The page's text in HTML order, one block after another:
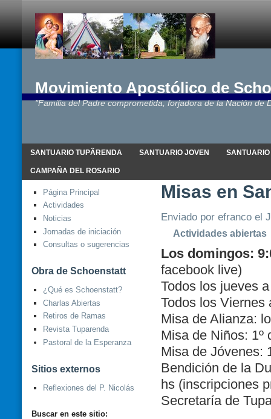
Movimiento Apostólico de
"Familia del Padre comprometida, forjadora de la Nación de
SANTUARIO TUPÃRENDA SANTUARIO JOVEN
CAMPAÑA DEL ROSARIO
Página Principal
Actividades
Noticias
Jornadas de iniciación
Consultas o sugerencias
Obra de Schoenstatt
¿Qué es Schoenstatt?
Charlas Abiertas
Retiros de Ramas
Revista Tuparenda
Pastoral de la Esperanza
Sitios externos
Reflexiones del P. Nicolás
Buscar en este sitio:
Misas en
Enviado por efranco el
Actividades abiertas
Los domingos:
facebook live)
Todos los jueves
Todos los Viernes
Misa de Alianza:
Misa de Niños: 1º
Misa de Jóvenes:
Bendición de la
hs (inscripciones
Secretaría de